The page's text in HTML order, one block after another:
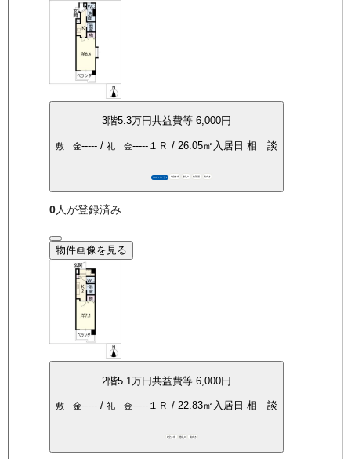
3階5.3万円共益費等 6,000円
敷 金-----/ 礼 金-----１Ｒ / 26.05㎡ 入居日 相 談
360°パノラマ P空き有 敷礼0 角部屋 南向き
0人が登録済み
物件画像を見る
2階5.1万円共益費等 6,000円
敷 金-----/ 礼 金-----１Ｒ / 22.83㎡ 入居日 相 談
P空き有 敷礼0 南向き